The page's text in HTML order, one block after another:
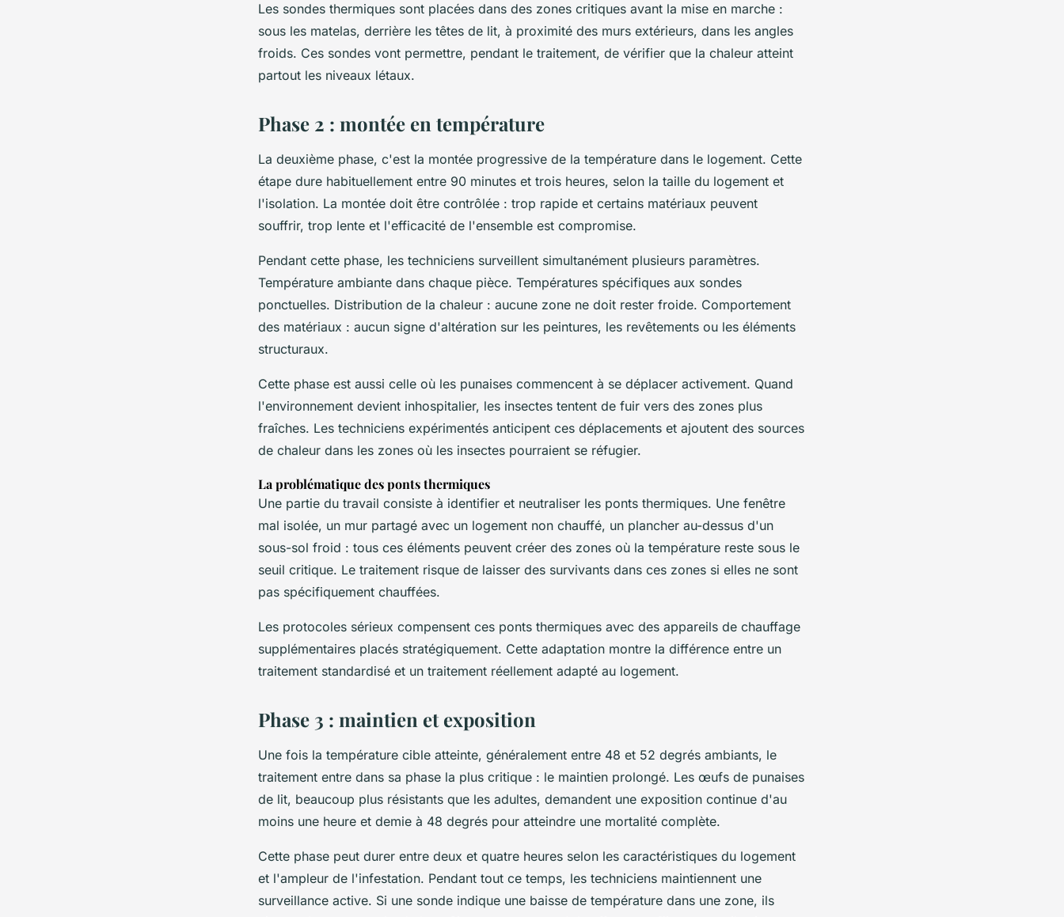
Les sondes thermiques sont placées dans des zones critiques avant la mise en marche :
sous les matelas, derrière les têtes de lit, à proximité des murs extérieurs, dans les angles
froids. Ces sondes vont permettre, pendant le traitement, de vérifier que la chaleur atteint
partout les niveaux létaux.
Phase 2 : montée en température
La deuxième phase, c'est la montée progressive de la température dans le logement. Cette
étape dure habituellement entre 90 minutes et trois heures, selon la taille du logement et
l'isolation. La montée doit être contrôlée : trop rapide et certains matériaux peuvent
souffrir, trop lente et l'efficacité de l'ensemble est compromise.
Pendant cette phase, les techniciens surveillent simultanément plusieurs paramètres.
Température ambiante dans chaque pièce. Températures spécifiques aux sondes
ponctuelles. Distribution de la chaleur : aucune zone ne doit rester froide. Comportement
des matériaux : aucun signe d'altération sur les peintures, les revêtements ou les éléments
structuraux.
Cette phase est aussi celle où les punaises commencent à se déplacer activement. Quand
l'environnement devient inhospitalier, les insectes tentent de fuir vers des zones plus
fraîches. Les techniciens expérimentés anticipent ces déplacements et ajoutent des sources
de chaleur dans les zones où les insectes pourraient se réfugier.
La problématique des ponts thermiques
Une partie du travail consiste à identifier et neutraliser les ponts thermiques. Une fenêtre
mal isolée, un mur partagé avec un logement non chauffé, un plancher au-dessus d'un
sous-sol froid : tous ces éléments peuvent créer des zones où la température reste sous le
seuil critique. Le traitement risque de laisser des survivants dans ces zones si elles ne sont
pas spécifiquement chauffées.
Les protocoles sérieux compensent ces ponts thermiques avec des appareils de chauffage
supplémentaires placés stratégiquement. Cette adaptation montre la différence entre un
traitement standardisé et un traitement réellement adapté au logement.
Phase 3 : maintien et exposition
Une fois la température cible atteinte, généralement entre 48 et 52 degrés ambiants, le
traitement entre dans sa phase la plus critique : le maintien prolongé. Les œufs de punaises
de lit, beaucoup plus résistants que les adultes, demandent une exposition continue d'au
moins une heure et demie à 48 degrés pour atteindre une mortalité complète.
Cette phase peut durer entre deux et quatre heures selon les caractéristiques du logement
et l'ampleur de l'infestation. Pendant tout ce temps, les techniciens maintiennent une
surveillance active. Si une sonde indique une baisse de température dans une zone, ils